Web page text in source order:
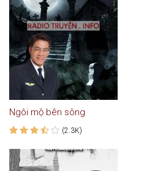
Ngôi mộ bên sông
(2.3K)